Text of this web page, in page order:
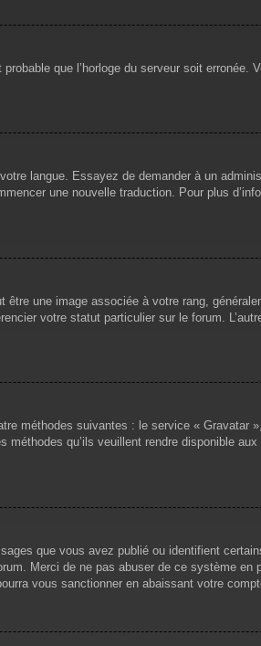
que l’horloge du serveur soit erronée.
langue. Essayez de demander à un
une nouvelle traduction. Pour plus
une image associée à votre rang,
votre statut particulier sur le forum.
méthodes suivantes : le service « Gravatar
qu’ils veuillent rendre disponible
que vous avez publié ou identifient
Merci de ne pas abuser de ce système en
vous sanctionner en abaissant votre